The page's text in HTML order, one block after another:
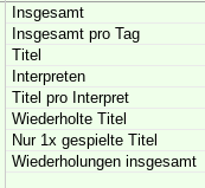
Insgesamt
Insgesamt pro Tag
Titel
Interpreten
Titel pro Interpret
Wiederholte Titel
Nur 1x gespielte Titel
Wiederholungen insgesamt